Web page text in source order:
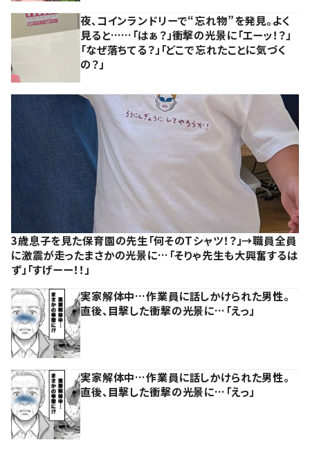
夜、コインランドリーで“忘れ物”を発見。よく
見ると……「はぁ？」衝撃の光景に「エーッ！？」
「なぜ落ちてる？」「どこで忘れたことに気づく
の？」
3歳息子を見た保育園の先生「何そのTシャツ！？」→職員全員
に激震が走ったまさかの光景に…「そりゃ先生も大興奮するは
ず」「すげーー！！」
実家解体中…作業員に話しかけられた男性。
直後、目撃した衝撃の光景に…「えっ」
実家解体中…作業員に話しかけられた男性。
直後、目撃した衝撃の光景に…「えっ」